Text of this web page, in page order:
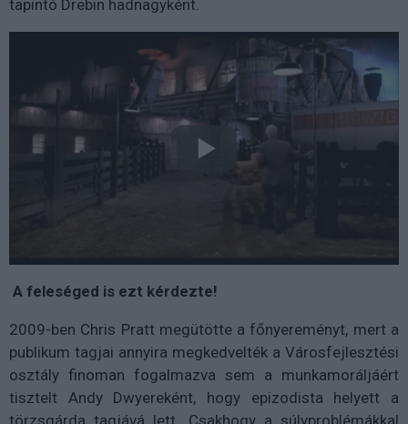
tapintó Drebin hadnagyként.
A feleséged is ezt kérdezte!
2009-ben Chris Pratt megütötte a főnyereményt, mert a
publikum tagjai annyira megkedvelték a Városfejlesztési
osztály finoman fogalmazva sem a munkamoráljáért
tisztelt Andy Dwyereként, hogy epizodista helyett a